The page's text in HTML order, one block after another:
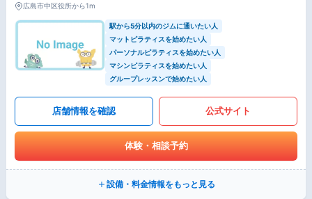
広島市中区役所から1m
駅から5分以内のジムに通いたい人
マットピラティスを始めたい人
パーソナルピラティスを始めたい人
マシンピラティスを始めたい人
グループレッスンで始めたい人
店舗情報を確認 公式サイト
体験・相談予約
設備・料金情報をもっと見る